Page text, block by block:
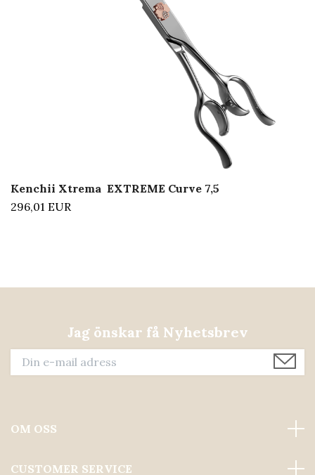
Kenchii Xtrema EXTREME Curve 7,5
296,01 EUR
Jag önskar få Nyhetsbrev
OM OSS
CUSTOMER SERVICE